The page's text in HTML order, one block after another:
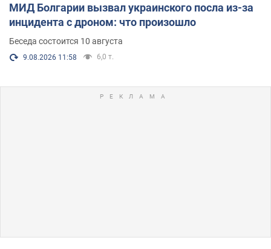
МИД Болгарии вызвал украинского посла из-за
инцидента с дроном: что произошло
Беседа состоится 10 августа
9.08.2026 11:58 6,0 т.